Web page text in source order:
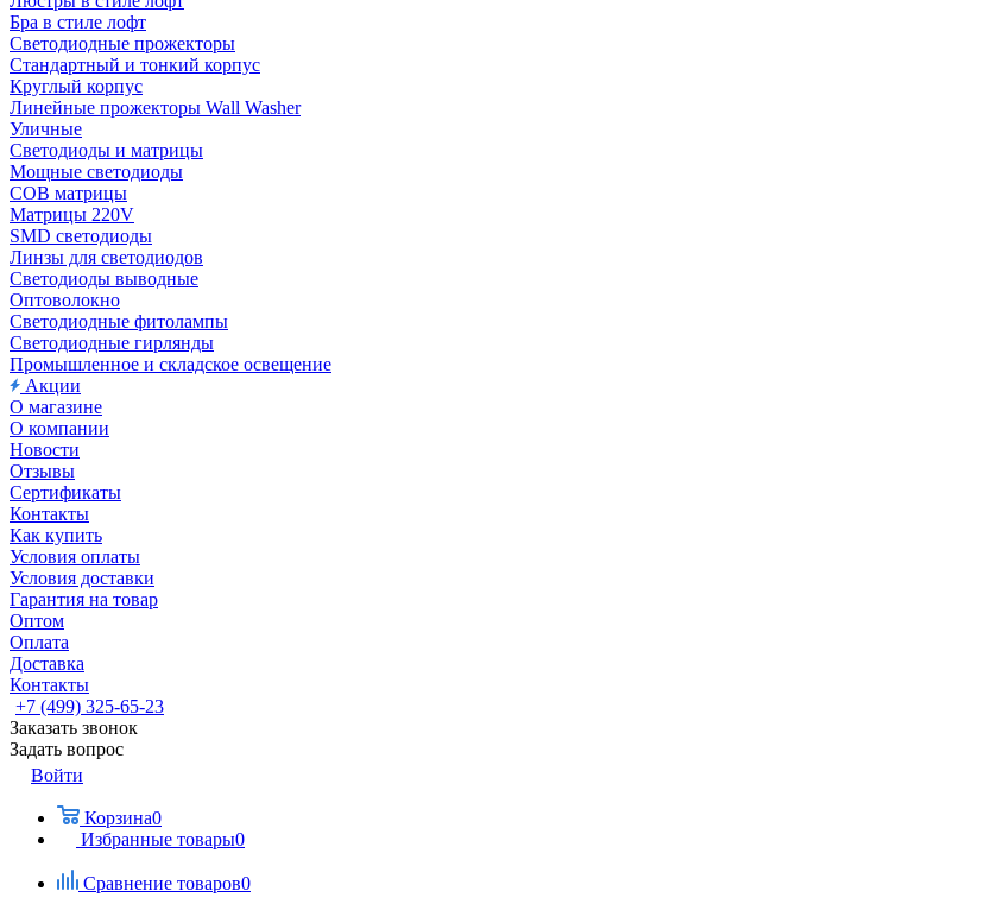
Бра в стиле лофт
Светодиодные прожекторы
Стандартный и тонкий корпус
Круглый корпус
Линейные прожекторы Wall Washer
Уличные
Светодиоды и матрицы
Мощные светодиоды
COB матрицы
Матрицы 220V
SMD светодиоды
Линзы для светодиодов
Светодиоды выводные
Оптоволокно
Светодиодные фитолампы
Светодиодные гирлянды
Промышленное и складское освещение
Акции
О магазине
О компании
Новости
Отзывы
Сертификаты
Контакты
Как купить
Условия оплаты
Условия доставки
Гарантия на товар
Оптом
Оплата
Доставка
Контакты
+7 (499) 325-65-23
Заказать звонок
Задать вопрос
Войти
Корзина0
Избранные товары0
Сравнение товаров0